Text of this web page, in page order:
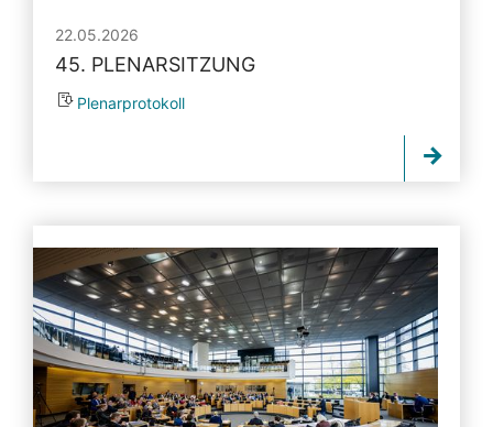
22.05.2026
45. PLENARSITZUNG
Plenarprotokoll